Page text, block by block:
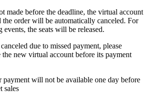
made before the deadline, the virtual account
order will be automatically canceled. For
events, the seats will be released.
due to missed payment, please
the new virtual account before its payment
will not be available one day before
sales